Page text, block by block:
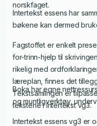
norskfaget.
Intertekst essens har
bøkene kan dermed
Fagstoffet er enkelt
for-trinn-hjelp til
rikelig med
læreplan, finnes det
Tekstsamlingen er
tekstene i Intertekst vg3.
Boka har egne
og muntligverktøy,
Intertekst essens vg3 er